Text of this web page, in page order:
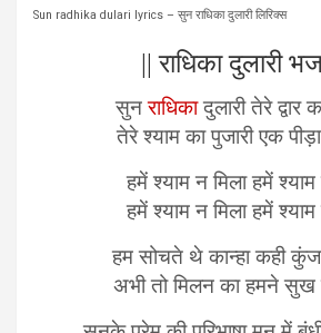
Sun radhika dulari lyrics – सुन राधिका दुलारी लिरिक्स
|| राधिका दुलारी
सुनराधिकादुलारी तेरे द्वार
तेरे श्याम का पुजारी एक
हमें श्याम न मिला हमें श्याम
हमें श्याम न मिला हमें श्याम
हम सोचते थे कान्हा कही
अभी तो मिलन का हमने सुख